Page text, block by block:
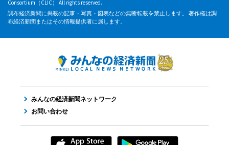
Consortium（CLIC） All rights reserved.
調布経済新聞に掲載の記事・写真・図表などの無断転載を禁止します。 著作権は調
布経済新聞またはその情報提供者に属します。
みんなの経済新聞ネットワーク
お問い合わせ